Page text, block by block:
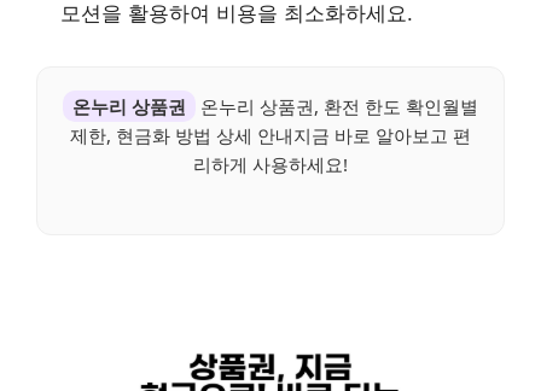
모션을 활용하여 비용을 최소화하세요.
온누리 상품권
온누리 상품권, 환전 한도 확인월별
제한, 현금화 방법 상세 안내지금 바로 알아보고 편
리하게 사용하세요!